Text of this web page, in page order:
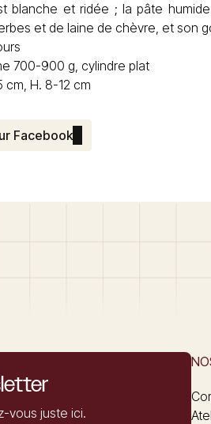
blanche et ridée ; la pâte
et de laine de chèvre, et son
700-900 g, cylindre plat
cm, H. 8-12 cm
Facebook
vous juste ici.